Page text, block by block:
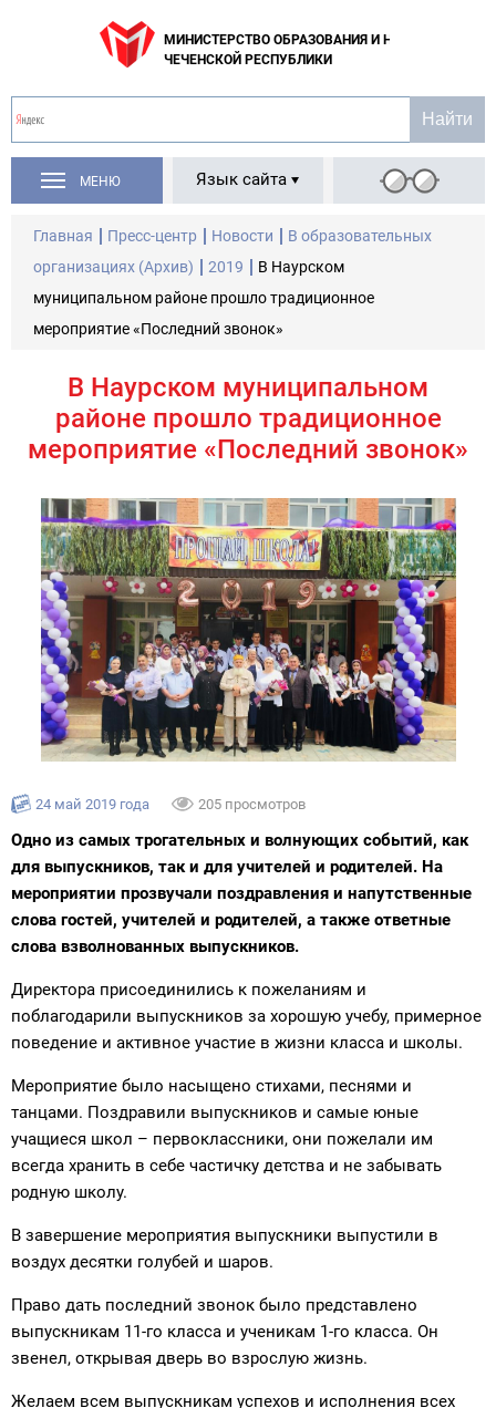
МИНИСТЕРСТВО ОБРАЗОВАНИЯ И НАУКИ
ЧЕЧЕНСКОЙ РЕСПУБЛИКИ
МЕНЮ Язык сайта
Главная Пресс-центр Новости
В образовательных
организациях (Архив)
2019
В Наурском
муниципальном районе прошло традиционное
мероприятие «Последний звонок»
В Наурском муниципальном
районе прошло традиционное
мероприятие «Последний звонок»
24 май 2019 года 205 просмотров
Одно из самых трогательных и волнующих событий, как
для выпускников, так и для учителей и родителей. На
мероприятии прозвучали поздравления и напутственные
слова гостей, учителей и родителей, а также ответные
слова взволнованных выпускников.
Директора присоединились к пожеланиям и
поблагодарили выпускников за хорошую учебу, примерное
поведение и активное участие в жизни класса и школы.
Мероприятие было насыщено стихами, песнями и
танцами. Поздравили выпускников и самые юные
учащиеся школ – первоклассники, они пожелали им
всегда хранить в себе частичку детства и не забывать
родную школу.
В завершение мероприятия выпускники выпустили в
воздух десятки голубей и шаров.
Право дать последний звонок было представлено
выпускникам 11-го класса и ученикам 1-го класса. Он
звенел, открывая дверь во взрослую жизнь.
Желаем всем выпускникам успехов и исполнения всех